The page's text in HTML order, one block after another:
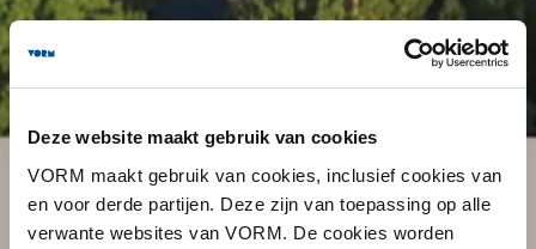
Deze website maakt gebruik van cookies
VORM maakt gebruik van cookies, inclusief cookies van
en voor derde partijen. Deze zijn van toepassing op alle
verwante websites van VORM. De cookies worden
Looking for a new home in The